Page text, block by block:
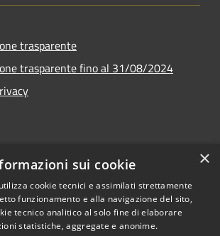
trasparente
trasparente fino al 31/08/2024
di accessibilità
Copyright © 2026 • Comune di
×
sui cookie
cookie tecnici e assimilati strettamente
funzionamento e alla navigazione del sito,
tecnico analitico al solo fine di elaborare
statistiche, aggregate e anonime.